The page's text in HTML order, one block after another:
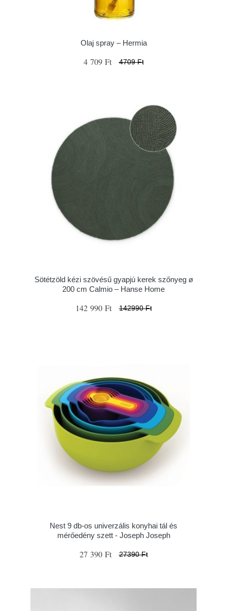
Olaj spray – Hermia
4 709 Ft 4709 Ft
Sötétzöld kézi szövésű gyapjú kerek szőnyeg ø
200 cm Calmio – Hanse Home
142 990 Ft 142990 Ft
Nest 9 db-os univerzális konyhai tál és
mérőedény szett - Joseph Joseph
27 390 Ft 27390 Ft